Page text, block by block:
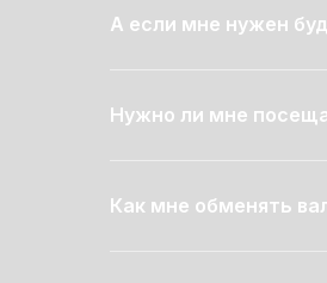
А если мне нужен
Нужно ли мне
Как мне обменять